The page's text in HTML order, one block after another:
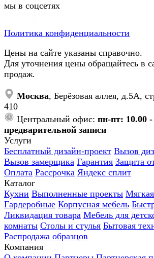
мы в соцсетях
Политика конфиденциальности
Цены на сайте указаны справочно.
Для уточнения цены обращайтесь в
продаж.
Москва, Берёзовая аллея, д.5А,
410
Центральный офис: пн-пт: 10.00
предварительной записи
Услуги
Бесплатный дизайн-проект Вызов
Вызов замерщика Гарантия Защита
Оплата Рассрочка Яндекс сплит
Каталог
Кухни Выполненные проекты
Гардеробные Корпусная мебель
Ликвидация товара Мебель для
комнаты Столы и стулья Бытовая
Распродажа образцов
Компания